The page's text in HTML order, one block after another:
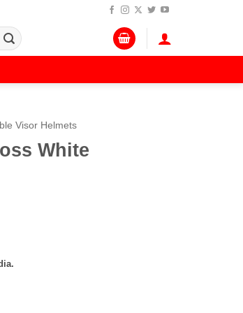
Visor Helmets
White